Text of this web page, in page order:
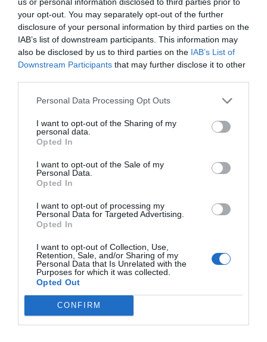
your opt-out. You may separately opt-out of the further
disclosure of your personal information by third parties on the
IAB’s list of downstream participants. This information may
also be disclosed by us to third parties on the IAB’s List of
Downstream Participants that may further disclose it to other
Personal Data Processing Opt Outs
I want to opt-out of the Sharing of my
personal data.
Opted In
I want to opt-out of the Sale of my
Personal Data.
Opted In
I want to opt-out of processing my
Personal Data for Targeted Advertising.
Opted In
I want to opt-out of Collection, Use,
Retention, Sale, and/or Sharing of my
Personal Data that Is Unrelated with the
Purposes for which it was collected.
Opted Out
CONFIRM
ΔΕΊΤΕ ΕΠΊΣΗΣ...